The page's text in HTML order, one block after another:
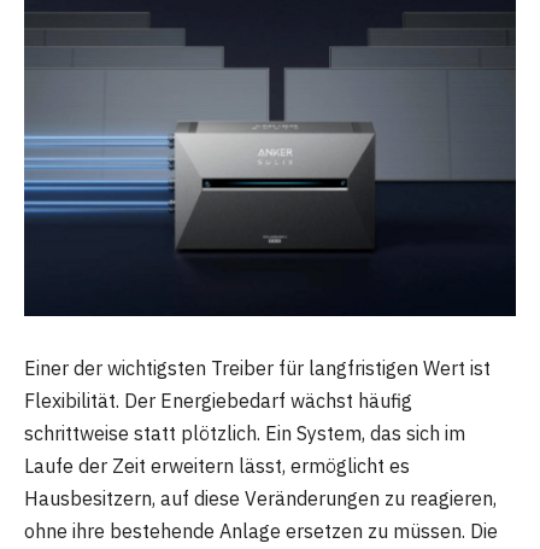
Einer der wichtigsten Treiber für langfristigen Wert ist
Flexibilität. Der Energiebedarf wächst häufig
schrittweise statt plötzlich. Ein System, das sich im
Laufe der Zeit erweitern lässt, ermöglicht es
Hausbesitzern, auf diese Veränderungen zu reagieren,
ohne ihre bestehende Anlage ersetzen zu müssen. Die